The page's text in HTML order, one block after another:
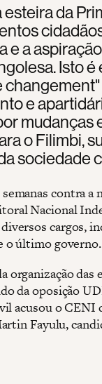
esteira da
e a
Isto
e
mudanças
o Filimbi,
sociedade
contra a
Nacional
cargos,
o último governo.
organização das
da oposição
acusou o CENI
Fayulu,